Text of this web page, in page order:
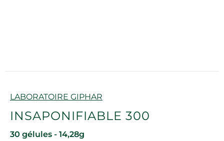
Marque
LABORATOIRE GIPHAR
INSAPONIFIABLE 300
30 gélules - 14,28g